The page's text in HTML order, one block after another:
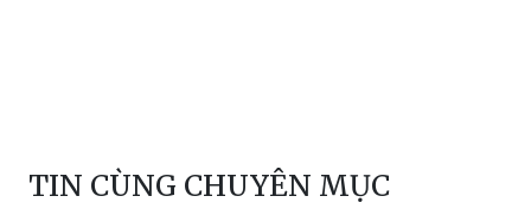
TIN CÙNG CHUYÊN MỤC